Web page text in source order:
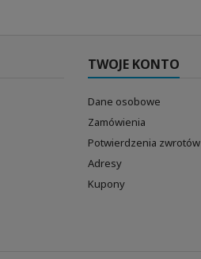
TWOJE KONTO
Dane osobowe
Zamówienia
Potwierdzenia zwrotów
Adresy
Kupony